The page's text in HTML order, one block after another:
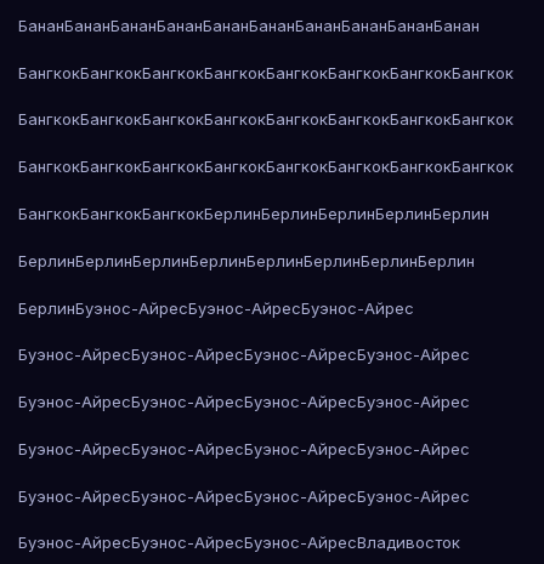
БананБананБананБананБананБананБананБананБананБанан
БангкокБангкокБангкокБангкокБангкокБангкокБангкокБангкок
БангкокБангкокБангкокБангкокБангкокБангкокБангкокБангкок
БангкокБангкокБангкокБангкокБангкокБангкокБангкокБангкок
БангкокБангкокБангкокБерлинБерлинБерлинБерлинБерлин
БерлинБерлинБерлинБерлинБерлинБерлинБерлинБерлин
БерлинБуэнос-АйресБуэнос-АйресБуэнос-Айрес
Буэнос-АйресБуэнос-АйресБуэнос-АйресБуэнос-Айрес
Буэнос-АйресБуэнос-АйресБуэнос-АйресБуэнос-Айрес
Буэнос-АйресБуэнос-АйресБуэнос-АйресБуэнос-Айрес
Буэнос-АйресБуэнос-АйресБуэнос-АйресБуэнос-Айрес
Буэнос-АйресБуэнос-АйресБуэнос-АйресВладивосток